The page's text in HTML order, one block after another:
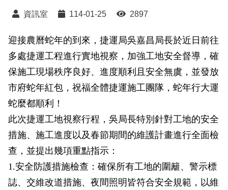
路網規劃
未來發展
捷運紫線
前鎮漁港聯外軌道
興建中
各線計畫進度
岡山路竹延伸線(第二A階段)
岡山路竹延伸線(第二B階段)
捷運黃線
小港林園線
已通車
捷運紅/橘線
岡山路竹延伸線(第一階段)
環狀輕軌
政府資訊公開
生態檢核專區
性別主流化專區
政風園地
Open Data
打詐儀錶板
禁限建專區
增額容積申請
檔案應用專區
常見問答
相關連結
雙語詞彙
照片集錦
影音專區
特色車站
輕軌知識站
輕軌簡介
輕軌與傳統火車
輕軌與公車捷運
關於我們
首長簡介
局徽
本局沿革
組織職掌
服務電話
網站導覽
English
資訊室 114-01-25 2897
迎接農曆蛇年的到來，捷運局吳嘉昌局長於近日前往
多處捷運工程進行實地視察，加強工地安全督導，確
保施工現場秩序良好、進度順利且安全無虞，並發放
市府蛇年紅包，祝福全體捷運施工團隊，蛇年行大運
蛇麼都順利！
此次捷運工地視察行程，吳局長特別針對工地的安全
措施、施工進度以及春節期間的維護計畫進行全面檢
查，並提出幾項重點指示：
1.安全防護措施檢查：確保所有工地的圍籬、警示標
誌、交維改道措施、夜間照明皆符合安全規範，以維